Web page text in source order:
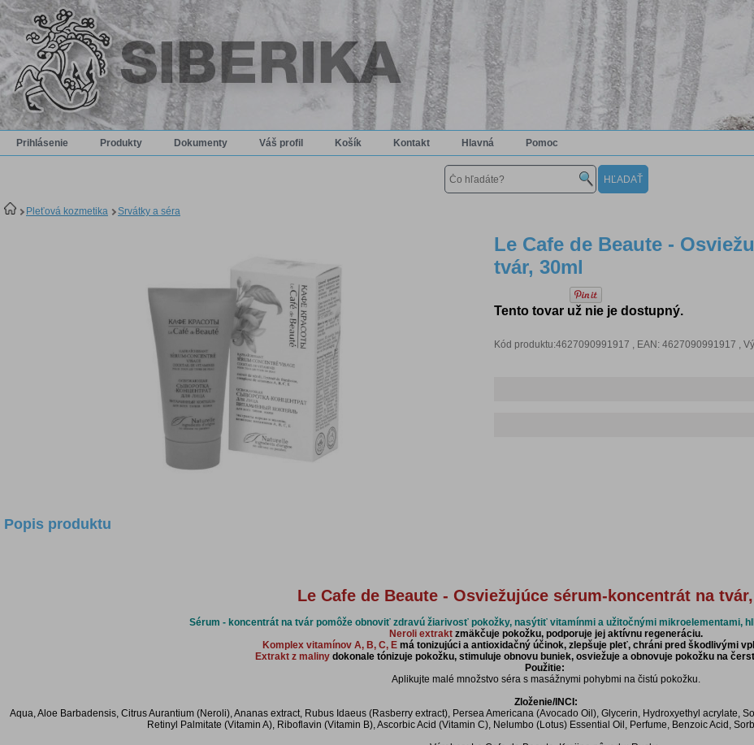
Prihlásenie Produkty Dokumenty Váš profil Košík Kontakt Hlavná Pomoc
Pleťová kozmetika Srvátky a séra
Le Cafe de Beaute -
tvár, 30ml
Tento tovar už nie je dostupný.
Kód produktu:4627090991917 , EAN: 4627090991917 ,
Popis produktu
Le Cafe de Beaute - Osviežujúce sérum-koncentrát na tvár,
Sérum - koncentrát na tvár pomôže obnoviť zdravú žiarivosť pokožky, nasýtiť vitamínmi a užitočnými mikroelementami,
Neroli extrakt zmäkčuje pokožku, podporuje jej aktívnu regeneráciu.
Komplex vitamínov A, B, C, E má tonizujúci a antioxidačný účinok, zlepšuje pleť, chráni pred škodlivými
Extrakt z maliny dokonale tónizuje pokožku, stimuluje obnovu buniek, osviežuje a obnovuje pokožku na
Použitie:
Aplikujte malé množstvo séra s masážnymi pohybmi na čistú pokožku.
Zloženie/INCI:
Aqua, Aloe Barbadensis, Citrus Aurantium (Neroli), Ananas extract, Rubus Idaeus (Rasberry extract), Persea Americana (Avocado Oil), Glycerin, Hydroxyethyl acrylate,
Retinyl Palmitate (Vitamin A), Riboflavin (Vitamin B), Ascorbic Acid (Vitamin C), Nelumbo (Lotus) Essential Oil, Perfume, Benzoic Acid,